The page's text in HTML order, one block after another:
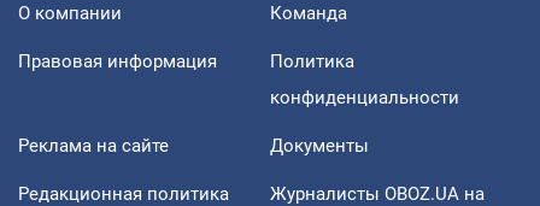
О компании Команда
Правовая информация
Политика
конфиденциальности
Реклама на сайте Документы
Редакционная политика
Журналисты OBOZ.UA на